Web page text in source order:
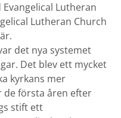
Lutheran
Lutheran Church
det nya systemet
Det blev ett mycket
kyrkans mer
första åren efter
stift ett